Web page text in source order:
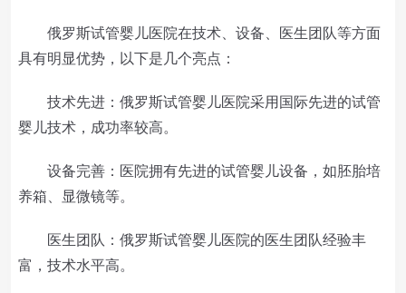
俄罗斯试管婴儿医院在技术、设备、医生团队等方面
具有明显优势，以下是几个亮点：
技术先进：俄罗斯试管婴儿医院采用国际先进的试管
婴儿技术，成功率较高。
设备完善：医院拥有先进的试管婴儿设备，如胚胎培
养箱、显微镜等。
医生团队：俄罗斯试管婴儿医院的医生团队经验丰
富，技术水平高。